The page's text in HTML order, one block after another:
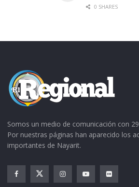
0 SHARES
Somos un medio de comunicación con
Por nuestras páginas han aparecido los
importantes de Nayarit.